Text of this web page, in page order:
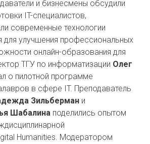
и бизнесмены обсудили
IT-специалистов,
современные технологии
для улучшения профессиональных
онлайн-образования для
ТГУ по информатизации Олег
о пилотной программе
в сфере IT. Преподаватель
Зильберман и
Шабалина поделились опытом
Humanities. Модератором